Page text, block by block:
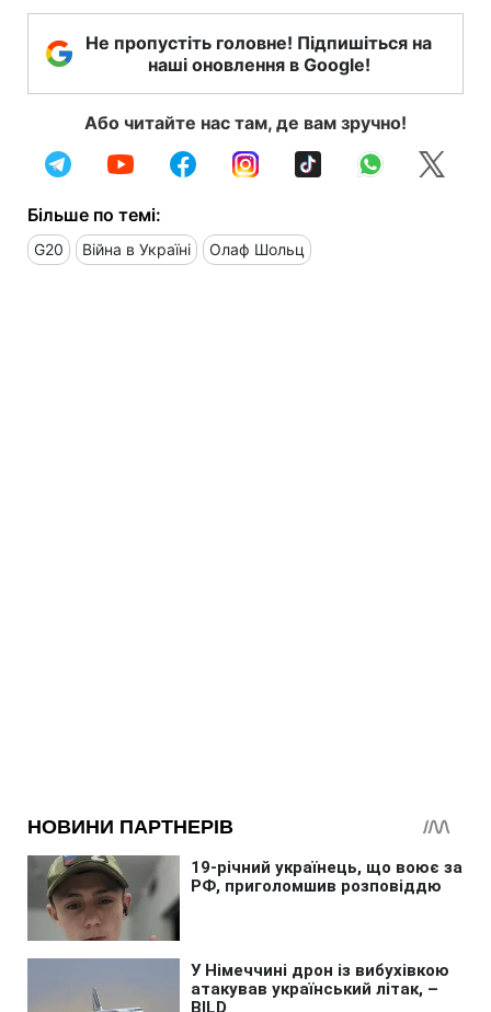
Не пропустіть головне! Підпишіться на
наші оновлення в Google!
Або читайте нас там, де вам зручно!
Більше по темі:
G20 Війна в Україні Олаф Шольц